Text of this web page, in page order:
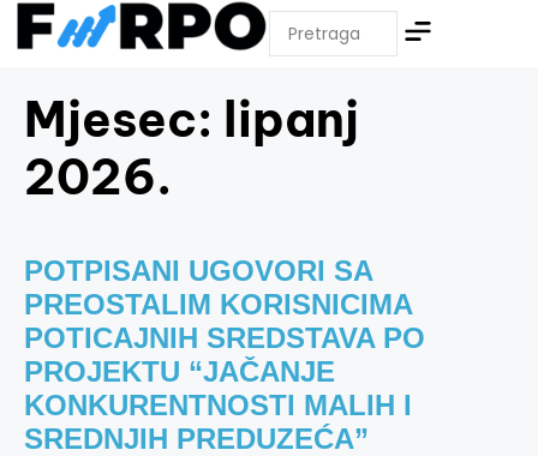
Mjesec: lipanj
2026.
POTPISANI UGOVORI SA
PREOSTALIM KORISNICIMA
POTICAJNIH SREDSTAVA PO
PROJEKTU “JAČANJE
KONKURENTNOSTI MALIH I
SREDNJIH PREDUZEĆA”